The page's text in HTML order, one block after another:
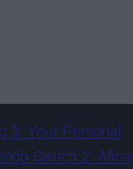
3: Your Personal
Switch 2. Afina